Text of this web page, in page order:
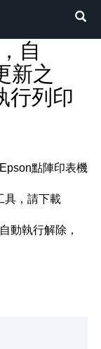
自
新之
行列印
點陣印表機
具，請下載
動執行解除，